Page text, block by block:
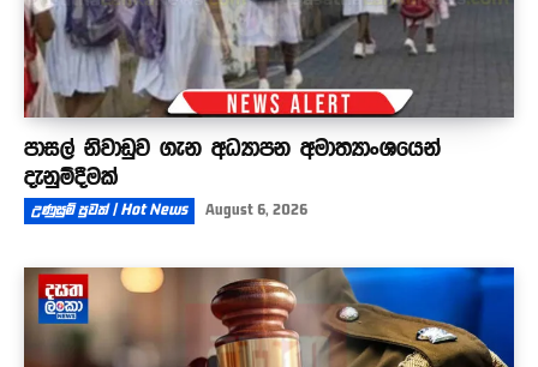
පාසල් නිවාඩුව ගැන අධ්‍යාපන අමාත්‍යාංශයෙන්
දැනුම්දීමක්
උණුසුම් පුවත් | Hot News August 6, 2026